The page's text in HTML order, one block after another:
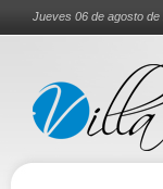
Jueves 06 de agosto de